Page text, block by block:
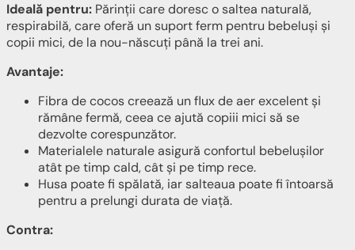
Ideală pentru: Părinții care doresc o saltea naturală,
respirabilă, care oferă un suport ferm pentru bebeluși și
copii mici, de la nou-născuți până la trei ani.
Avantaje:
Fibra de cocos creează un flux de aer excelent și
rămâne fermă, ceea ce ajută copiii mici să se
dezvolte corespunzător.
Materialele naturale asigură confortul bebelușilor
atât pe timp cald, cât și pe timp rece.
Husa poate fi spălată, iar salteaua poate fi întoarsă
pentru a prelungi durata de viață.
Contra: